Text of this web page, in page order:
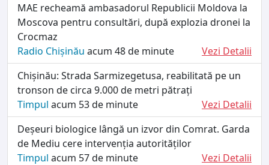
MAE recheamă ambasadorul Republicii Moldova la
Moscova pentru consultări, după explozia dronei la
Crocmaz
Radio Chișinău acum 48 de minute
Vezi Detalii
Chișinău: Strada Sarmizegetusa, reabilitată pe un
tronson de circa 9.000 de metri pătrați
Timpul acum 53 de minute
Vezi Detalii
Deșeuri biologice lângă un izvor din Comrat. Garda
de Mediu cere intervenția autorităților
Timpul acum 57 de minute
Vezi Detalii